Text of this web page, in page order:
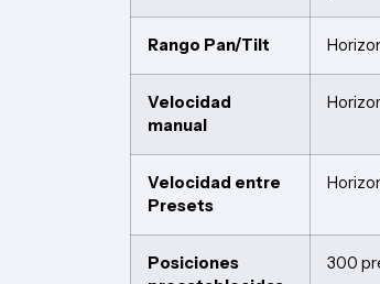
Rango Pan/Tilt
Velocidad
manual
Velocidad entre
Presets
Posiciones
300